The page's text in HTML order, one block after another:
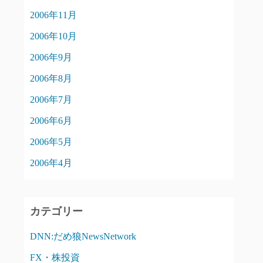
2006年11月
2006年10月
2006年9月
2006年8月
2006年7月
2006年6月
2006年5月
2006年4月
カテゴリー
DNN:だめ狼NewsNetwork
FX・株投資